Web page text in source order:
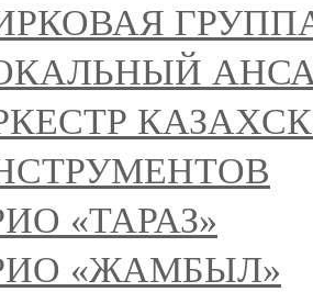
«ТАРАЗ»
«ЖАМБЫЛ»